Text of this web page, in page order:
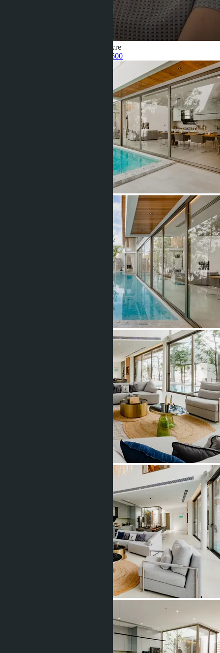
Получить информацию об объекте
+66 80 006 4500